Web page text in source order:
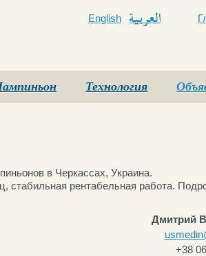
English
Технология
в Черкассах, Украина.
стабильная рентабельная работа.
Дмитрий
+38